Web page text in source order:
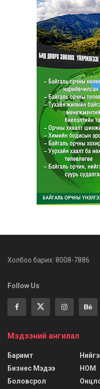
Холбоо барих: 8008-7886
Follow Us
Мэдээний ангилал
Баримт
Бизнес Мэдээ
Боловсрол
НОМ